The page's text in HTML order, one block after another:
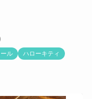
ル
ハローキティ